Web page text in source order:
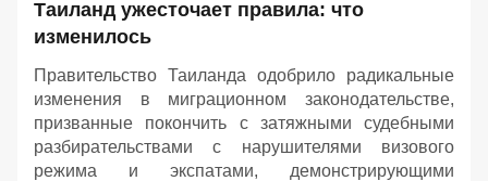
Таиланд ужесточает правила: что
изменилось
Правительство Таиланда одобрило радикальные
изменения в миграционном законодательстве,
призванные покончить с затяжными судебными
разбирательствами с нарушителями визового
режима и экспатами, демонстрирующими